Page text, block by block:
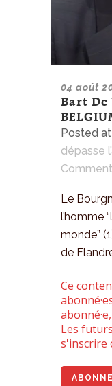
04 août
Bart De
Posted
dépasse
Le
l’homme
monde”
de
Ce
Les
s'inscrire